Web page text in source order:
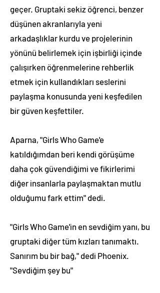
geçer. Gruptaki sekiz öğrenci, benzer
düşünen akranlarıyla yeni
arkadaşlıklar kurdu ve projelerinin
yönünü belirlemek için işbirliği içinde
çalışırken öğrenmelerine rehberlik
etmek için kullandıkları seslerini
paylaşma konusunda yeni keşfedilen
bir güven keşfettiler.
Aparna, "Girls Who Game'e
katıldığımdan beri kendi görüşüme
daha çok güvendiğimi ve fikirlerimi
diğer insanlarla paylaşmaktan mutlu
olduğumu fark ettim" dedi.
"Girls Who Game'in en sevdiğim yanı, bu
gruptaki diğer tüm kızları tanımaktı.
Sanırım bu bir bağ," dedi Phoenix.
"Sevdiğim şey bu"